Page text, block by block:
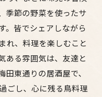
季節の野菜を使ったサ
。皆でシェアしながら
れ、料理を楽しむこと
ある雰囲気は、友達と
東通りの居酒屋で、
ごし、心に残る鳥料理